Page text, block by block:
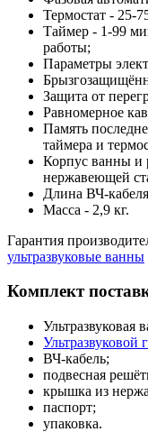
Термостат - 25-
Таймер - 1-99
работы;
Параметры
Защита от
Равномерное
Память
таймера и
Корпус ванны и
нержавеющей
Длина ВЧ-
Масса - 2,9 кг.
Гарантия
ультразвуковые ванны
Комплект
Ультразвуковая
Ультразвуковой
ВЧ-кабель;
подвесная
крышка из
паспорт;
упаковка.